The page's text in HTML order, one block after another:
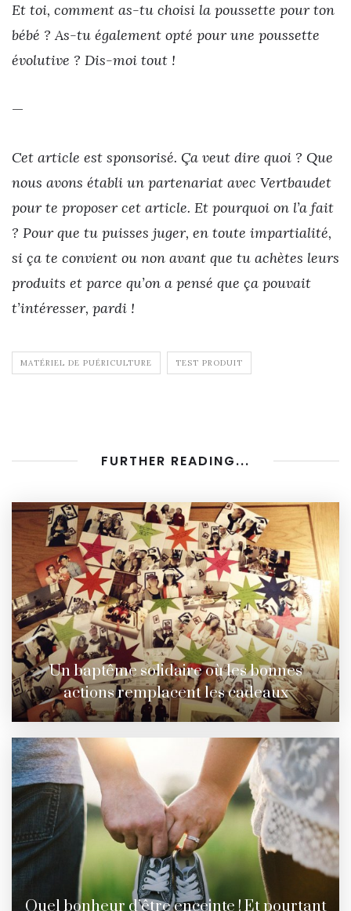
Et toi, comment as-tu choisi la poussette pour ton
bébé ? As-tu également opté pour une poussette
évolutive ? Dis-moi tout !
—
Cet article est sponsorisé. Ça veut dire quoi ? Que
nous avons établi un partenariat avec Vertbaudet
pour te proposer cet article. Et pourquoi on l’a fait
? Pour que tu puisses juger, en toute impartialité,
si ça te convient ou non avant que tu achètes leurs
produits et parce qu’on a pensé que ça pouvait
t’intéresser, pardi !
MATÉRIEL DE PUÉRICULTURE TEST PRODUIT
FURTHER READING...
Un baptême solidaire où les bonnes
actions remplacent les cadeaux
Quel bonheur d’être enceinte ! Et pourtant